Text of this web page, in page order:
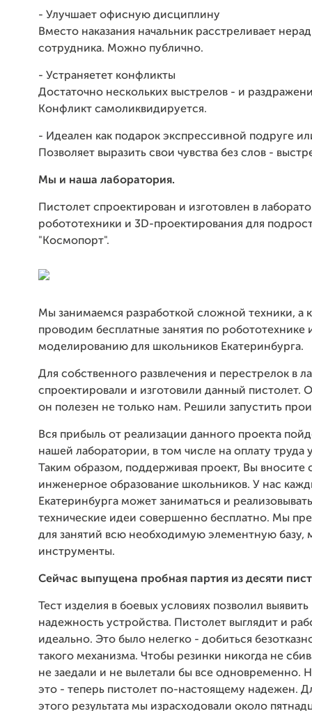
- Улучшает офисную дисциплину
Вместо наказания начальник расстреливает
сотрудника. Можно публично.
- Устраняетет конфликты
Достаточно нескольких выстрелов - и
Конфликт самоликвидируется.
- Идеален как подарок экспрессивной подруге
Позволяет выразить свои чувства без слов -
Мы и наша лаборатория.
Пистолет спроектирован и изготовлен в
робототехники и 3D-проектирования для
"Космопорт".
Мы занимаемся разработкой сложной техники, а
проводим бесплатные занятия по робототехнике
моделированию для школьников Екатеринбурга.
Для собственного развлечения и перестрелок в
спроектировали и изготовили данный пистолет.
он полезен не только нам. Решили запустить
Вся прибыль от реализации данного проекта
нашей лаборатории, в том числе на оплату труда
Таким образом, поддерживая проект, Вы вносите
инженерное образование школьников. У нас
Екатеринбурга может заниматься и
технические идеи совершенно бесплатно. Мы
для занятий всю необходимую элементную базу,
инструменты.
Сейчас выпущена пробная партия из десяти
Тест изделия в боевых условиях позволил
надежность устройства. Пистолет выглядит и
идеально. Это было нелегко - добиться
такого механизма. Чтобы резинки никогда не
не заедали и не вылетали бы все одновременно.
это - теперь пистолет по-настоящему надежен.
этого результата мы израсходовали около